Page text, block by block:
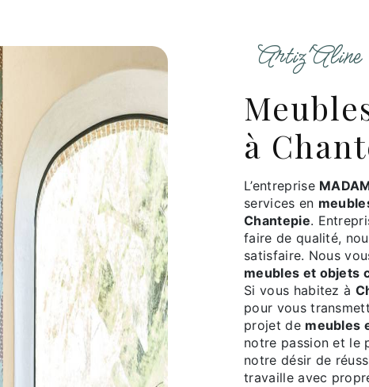
Artiz'Aline
meubles et objets chinés
à
L’entreprise
services en
Chantepie.
faire de qualité,
satisfaire. Nous
meubles et objets
Si vous habitez à
pour vous
projet de meubles
notre passion et le
notre désir de
travaille avec